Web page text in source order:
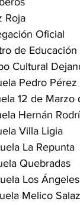
Roja
Oficial
de Educación
Cultural
Pedro
12 de Marzo
Hernán
Villa Ligia
La Repunta
Quebradas
Los Ángeles
Melico